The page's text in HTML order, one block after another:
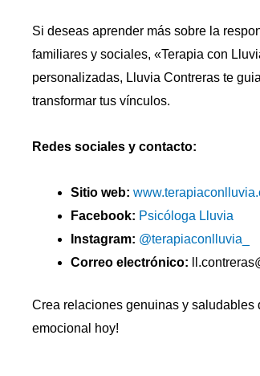
Si deseas aprender más sobre la
familiares y sociales, «Terapia con
personalizadas, Lluvia Contreras te
transformar tus vínculos.
Redes sociales y contacto:
Sitio web:
Facebook: Psicóloga Lluvia
Instagram: @terapiaconlluvia_
Correo electrónico:
Crea relaciones genuinas y saludables
emocional hoy!